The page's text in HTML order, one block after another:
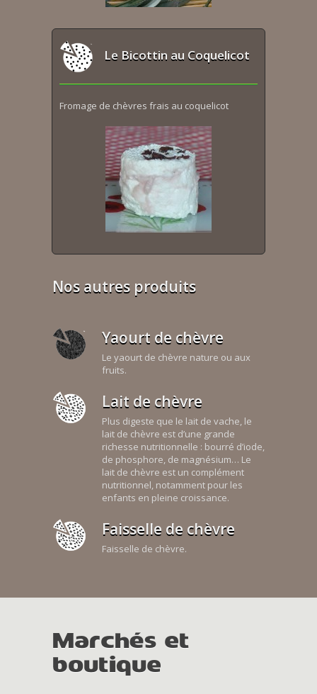
Le Bicottin au Coquelicot
Fromage de chèvres frais au coquelicot
Nos autres produits
Yaourt de chèvre
Le yaourt de chèvre nature ou aux
fruits.
Lait de chèvre
Plus digeste que le lait de vache, le
lait de chèvre est d’une grande
richesse nutritionnelle : bourré d’iode,
de phosphore, de magnésium… Le
lait de chèvre est un complément
nutritionnel, notamment pour les
enfants en pleine croissance.
Faisselle de chèvre
Faisselle de chèvre.
Marchés et
boutique